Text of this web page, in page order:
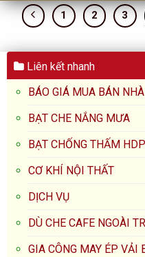
1 2 3
Liên kết nhanh
BÁO GIÁ MUA BÁN
BẠT CHE NẮNG MƯA
BẠT CHỐNG THẤM
CƠ KHÍ NỘI THẤT
DỊCH VỤ
DÙ CHE CAFE NGOÀI
GIA CÔNG MAY ÉP VẢI